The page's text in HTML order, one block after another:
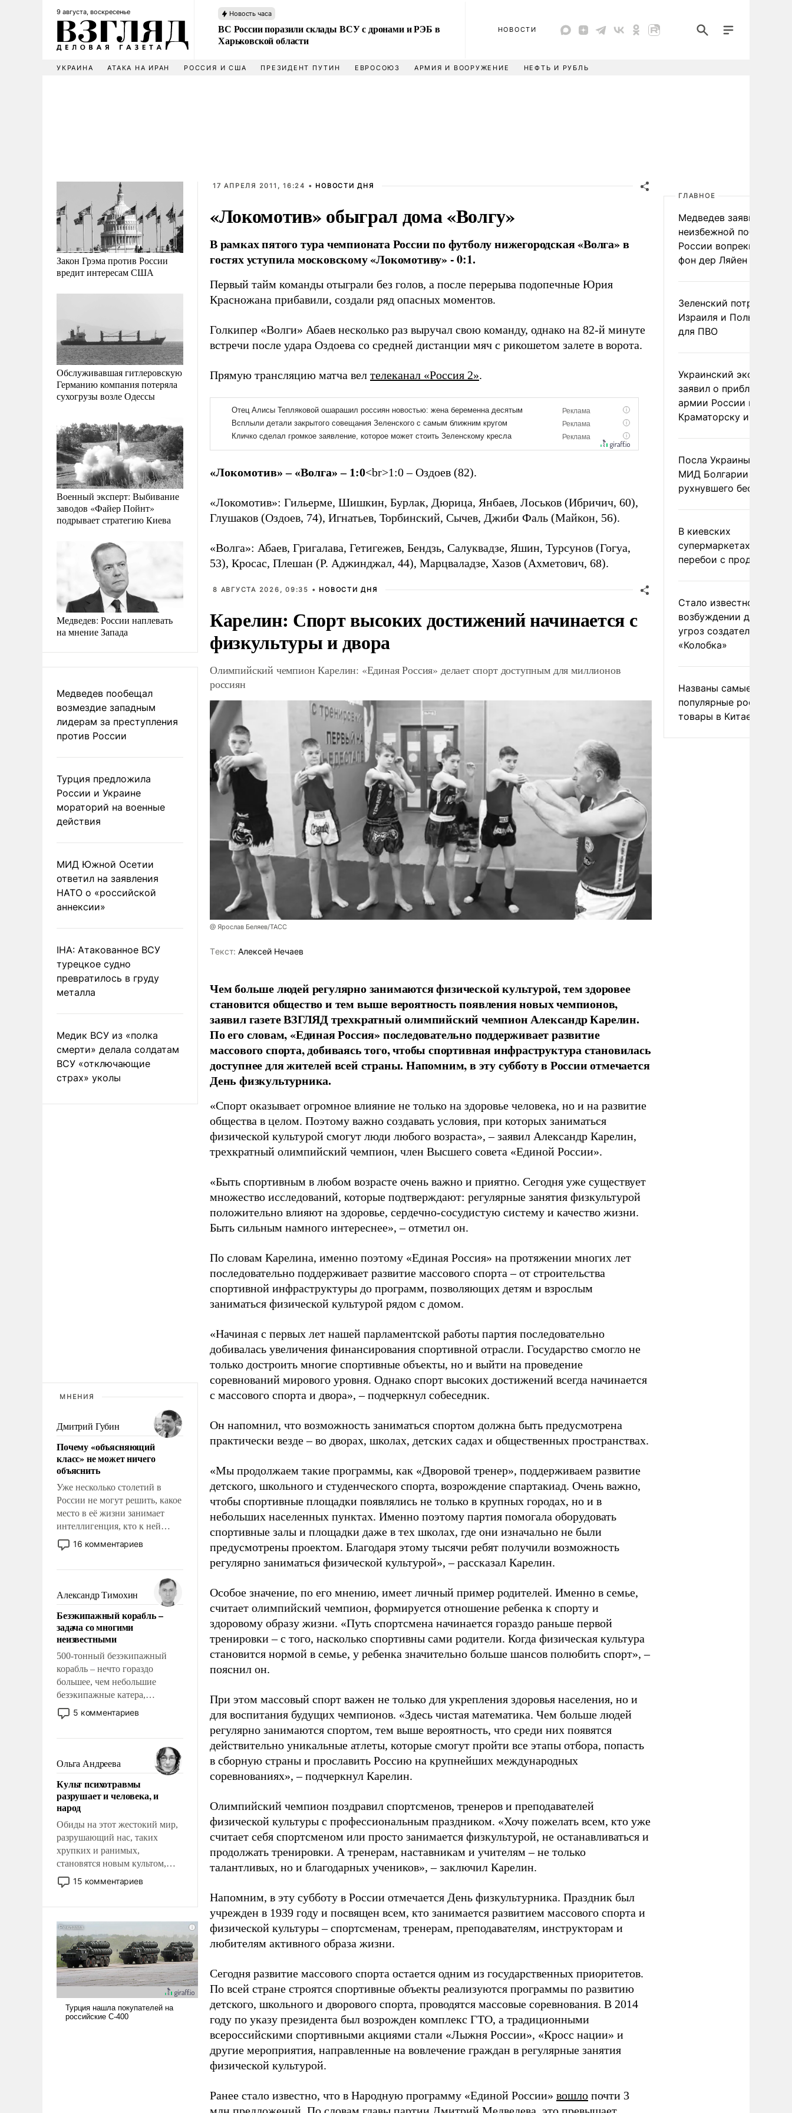
9 августа, воскресенье Новость часа
ВС России поразили склады ВСУ с дронами и РЭБ в
Харьковской области
НОВОСТИ
УКРАИНА АТАКА НА ИРАН РОССИЯ И США ПРЕЗИДЕНТ ПУТИН ЕВРОСОЮЗ АРМИЯ И ВООРУЖЕНИЕ НЕФТЬ И РУБЛЬ
Закон Грэма против России
вредит интересам США
Обслуживавшая гитлеровскую
Германию компания потеряла
сухогрузы возле Одессы
Военный эксперт: Выбивание
заводов «Файер Пойнт»
подрывает стратегию Киева
Медведев: России наплевать
на мнение Запада
Медведев пообещал
возмездие западным
лидерам за преступления
против России
Турция предложила
России и Украине
мораторий на военные
действия
МИД Южной Осетии
ответил на заявления
НАТО о «российской
аннексии»
IHA: Атакованное ВСУ
турецкое судно
превратилось в груду
металла
Медик ВСУ из «полка
смерти» делала солдатам
ВСУ «отключающие
страх» уколы
МНЕНИЯ
Дмитрий Губин
Почему «объясняющий
класс» не может ничего
объяснить
Уже несколько столетий в
России не могут решить, какое
место в её жизни занимает
интеллигенция, кто к ней
принадлежит, а кого из неё
исключили с правом
чем она отличается от просто
образованных людей. Иногда
казалось, что эти вопросы
решены раз и навсегда, но –
нет, не решены.
16 комментариев
Александр Тимохин
Безэкипажный корабль –
задача со многими
неизвестными
500-тонный безэкипажный
корабль – нечто гораздо
большее, чем небольшие
безэкипажные катера,
применение которых уже
стало обыденностью. Задача по
сложна и амбициозна. Однако
и ее реализация радикально
поднимет наши боевые
возможности.
5 комментариев
Ольга Андреева
Культ психотравмы
разрушает и человека, и
народ
Обиды на этот жестокий мир,
разрушающий нас, таких
хрупких и ранимых,
становятся новым культом,
постепенно вытесняя и
отменяя традиционное
ударами судьбы, брать на себя
ответственность, помогать
слабым, идти вперед и
адаптироваться.
15 комментариев
17 АПРЕЛЯ 2011, 16:24 • НОВОСТИ ДНЯ
«Локомотив» обыграл дома «Волгу»
В рамках пятого тура чемпионата России по футболу нижегородская «Волга» в
гостях уступила московскому «Локомотиву» - 0:1.
Первый тайм команды отыграли без голов, а после перерыва подопечные Юрия
Красножана прибавили, создали ряд опасных моментов.
Голкипер «Волги» Абаев несколько раз выручал свою команду, однако на 82-й минуте
встречи после удара Оздоева со средней дистанции мяч с рикошетом залете в ворота.
Прямую трансляцию матча вел телеканал «Россия 2».
«Локомотив» – «Волга» – 1:0<br>1:0 –Оздоев (82).
«Локомотив»: Гильерме, Шишкин, Бурлак, Дюрица, Янбаев, Лоськов (Ибричич, 60),
Глушаков (Оздоев, 74), Игнатьев, Торбинский, Сычев, Джиби Фаль (Майкон, 56).
«Волга»: Абаев, Григалава, Гетигежев, Бендзь, Салуквадзе, Яшин, Турсунов (Гогуа,
53), Кросас, Плешан (Р. Аджинджал, 44), Марцваладзе, Хазов (Ахметович, 68).
8 АВГУСТА 2026, 09:35 • НОВОСТИ ДНЯ
Карелин: Спорт высоких достижений начинается с
физкультуры и двора
Олимпийский чемпион Карелин: «Единая Россия» делает спорт доступным для миллионов
россиян
@ Ярослав Беляев/ТАСС
Tекст: Алексей Нечаев
Чем больше людей регулярно занимаются физической культурой, тем здоровее
становится общество и тем выше вероятность появления новых чемпионов,
заявил газете ВЗГЛЯД трехкратный олимпийский чемпион Александр Карелин.
По его словам, «Единая Россия» последовательно поддерживает развитие
массового спорта, добиваясь того, чтобы спортивная инфраструктура становилась
доступнее для жителей всей страны. Напомним, в эту субботу в России отмечается
День физкультурника.
«Спорт оказывает огромное влияние не только на здоровье человека, но и на развитие
общества в целом. Поэтому важно создавать условия, при которых заниматься
физической культурой смогут люди любого возраста», – заявил Александр Карелин,
трехкратный олимпийский чемпион, член Высшего совета «Единой России».
«Быть спортивным в любом возрасте очень важно и приятно. Сегодня уже существует
множество исследований, которые подтверждают: регулярные занятия физкультурой
положительно влияют на здоровье, сердечно-сосудистую систему и качество жизни.
Быть сильным намного интереснее», – отметил он.
По словам Карелина, именно поэтому «Единая Россия» на протяжении многих лет
последовательно поддерживает развитие массового спорта – от строительства
спортивной инфраструктуры до программ, позволяющих детям и взрослым
заниматься физической культурой рядом с домом.
«Начиная с первых лет нашей парламентской работы партия последовательно
добивалась увеличения финансирования спортивной отрасли. Государство смогло не
только достроить многие спортивные объекты, но и выйти на проведение
соревнований мирового уровня. Однако спорт высоких достижений всегда начинается
с массового спорта и двора», – подчеркнул собеседник.
Он напомнил, что возможность заниматься спортом должна быть предусмотрена
практически везде – во дворах, школах, детских садах и общественных пространствах.
«Мы продолжаем такие программы, как «Дворовой тренер», поддерживаем развитие
детского, школьного и студенческого спорта, возрождение спартакиад. Очень важно,
чтобы спортивные площадки появлялись не только в крупных городах, но и в
небольших населенных пунктах. Именно поэтому партия помогала оборудовать
спортивные залы и площадки даже в тех школах, где они изначально не были
предусмотрены проектом. Благодаря этому тысячи ребят получили возможность
регулярно заниматься физической культурой», – рассказал Карелин.
Особое значение, по его мнению, имеет личный пример родителей. Именно в семье,
считает олимпийский чемпион, формируется отношение ребенка к спорту и
здоровому образу жизни. «Путь спортсмена начинается гораздо раньше первой
тренировки – с того, насколько спортивны сами родители. Когда физическая культура
становится нормой в семье, у ребенка значительно больше шансов полюбить спорт», –
пояснил он.
При этом массовый спорт важен не только для укрепления здоровья населения, но и
для воспитания будущих чемпионов. «Здесь чистая математика. Чем больше людей
регулярно занимаются спортом, тем выше вероятность, что среди них появятся
действительно уникальные атлеты, которые смогут пройти все этапы отбора, попасть
в сборную страны и прославить Россию на крупнейших международных
соревнованиях», – подчеркнул Карелин.
Олимпийский чемпион поздравил спортсменов, тренеров и преподавателей
физической культуры с профессиональным праздником. «Хочу пожелать всем, кто уже
считает себя спортсменом или просто занимается физкультурой, не останавливаться и
продолжать тренировки. А тренерам, наставникам и учителям – не только
талантливых, но и благодарных учеников», – заключил Карелин.
Напомним, в эту субботу в России отмечается День физкультурника. Праздник был
учрежден в 1939 году и посвящен всем, кто занимается развитием массового спорта и
физической культуры – спортсменам, тренерам, преподавателям, инструкторам и
любителям активного образа жизни.
Сегодня развитие массового спорта остается одним из государственных приоритетов.
По всей стране строятся спортивные объекты реализуются программы по развитию
детского, школьного и дворового спорта, проводятся массовые соревнования. В 2014
году по указу президента был возрожден комплекс ГТО, а традиционными
всероссийскими спортивными акциями стали «Лыжня России», «Кросс нации» и
другие мероприятия, направленные на вовлечение граждан в регулярные занятия
физической культурой.
Ранее стало известно, что в Народную программу «Единой России» вошло почти 3
ГЛАВНОЕ
Медведев заявил о
неизбежной победе
России вопреки словам
фон дер Ляйен
Зеленский потребовал
Израиля и Польши
для ПВО
Украинский эксперт
заявил о приближении
армии России к
Краматорску и
Посла Украины
МИД Болгарии из-за
рухнувшего
В киевских
супермаркетах
перебои с продуктами
Стало известно о
возбуждении дела из-
угроз создателям
«Колобка»
Названы самые
популярные российские
товары в Китае